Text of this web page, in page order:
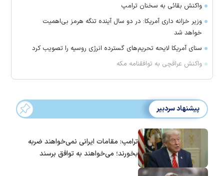
واکنش بقائی به سخنان ترامپ
وزیر خزانه داری آمریکا: در دو سال آینده تنگه هرمز بی‌اهمیت
خواهد شد
سنای آمریکا لایحه تحریم‌های گسترده انرژی روسیه را تصویب کرد
واکنش عراقچی به توافقنامه مکه
پیشنهاد سردبیر
ترامپ: مقامات ایرانی نمی‌خواهند ضربه
بخورند؛ می‌خواهند به توافق برسند